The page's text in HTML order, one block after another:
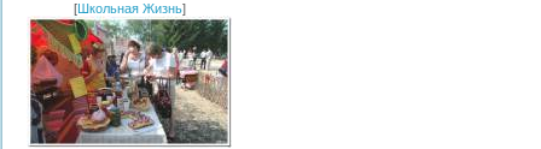
[Школьная Жизнь]